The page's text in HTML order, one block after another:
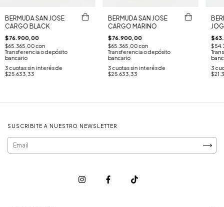
BERMUDA SAN JOSE
CARGO BLACK
$76.900,00
$65.365,00con
Transferencia o depósito
bancario
3 cuotas sin interés de
$25.633,33
BERMUDA SAN JOSE
CARGO MARINO
$76.900,00
$65.365,00con
Transferencia o depósito
bancario
3 cuotas sin interés de
$25.633,33
3
SUSCRIBITE A NUESTRO NEWSLETTER